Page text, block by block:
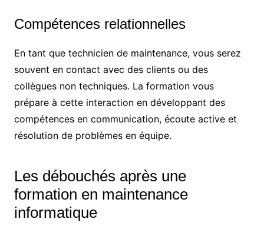
Compétences relationnelles
En tant que technicien de maintenance, vous serez
souvent en contact avec des clients ou des
collègues non techniques. La formation vous
prépare à cette interaction en développant des
compétences en communication, écoute active et
résolution de problèmes en équipe.
Les débouchés après une
formation en maintenance
informatique